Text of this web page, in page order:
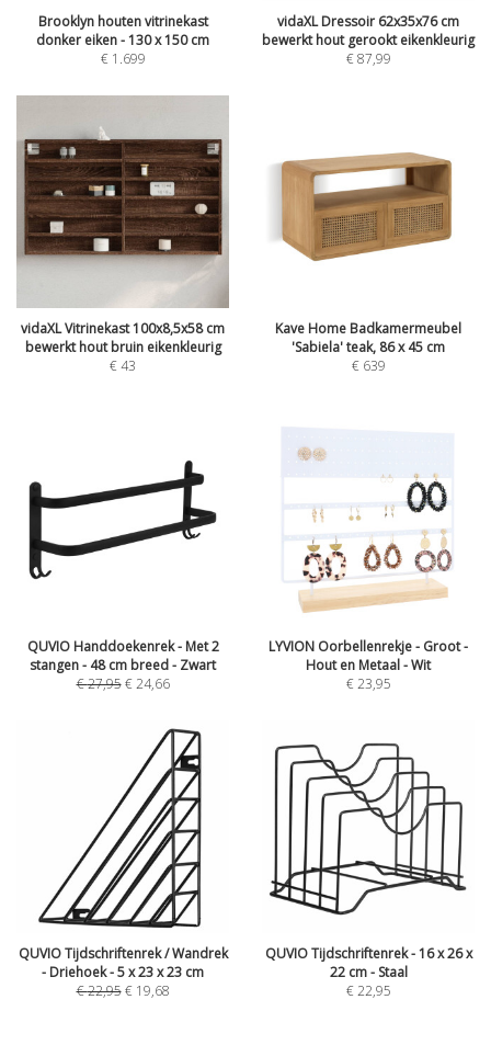
Brooklyn houten vitrinekast
donker eiken - 130 x 150 cm
€ 1.699
vidaXL Dressoir 62x35x76 cm
bewerkt hout gerookt eikenkleurig
€87,99
vidaXL Vitrinekast 100x8,5x58 cm
bewerkt hout bruin eikenkleurig
€43
Kave Home Badkamermeubel
'Sabiela' teak, 86 x 45 cm
€ 639
QUVIO Handdoekenrek - Met 2
stangen - 48 cm breed - Zwart
€27,95 €24,66
LYVION Oorbellenrekje - Groot -
Hout en Metaal - Wit
€23,95
QUVIO Tijdschriftenrek / Wandrek
- Driehoek - 5 x 23 x 23 cm
€22,95 € 19,68
QUVIO Tijdschriftenrek - 16 x 26 x
22 cm - Staal
€22,95